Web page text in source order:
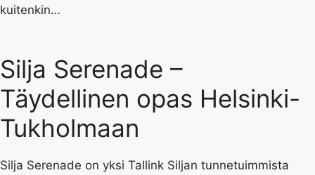
kuitenkin…
Silja Serenade –
Täydellinen opas Helsinki-
Tukholmaan
Silja Serenade on yksi Tallink Siljan tunnetuimmista